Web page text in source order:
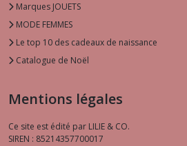
Marques JOUETS
MODE FEMMES
Le top 10 des cadeaux de naissance
Catalogue de Noël
Mentions légales
Ce site est édité par LILIE & CO.
SIREN : 85214357700017